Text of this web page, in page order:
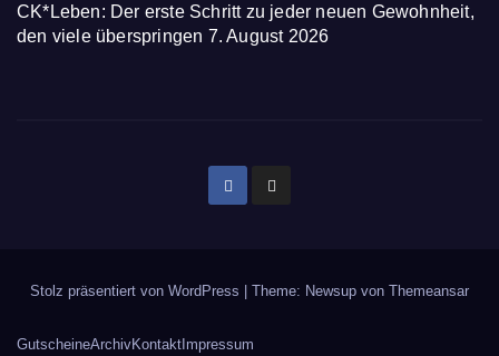
CK*Leben: Der erste Schritt zu jeder neuen Gewohnheit,
den viele überspringen 7. August 2026
Stolz präsentiert von WordPress | Theme: Newsup von Themeansar
GutscheineArchivKontakt Impressum